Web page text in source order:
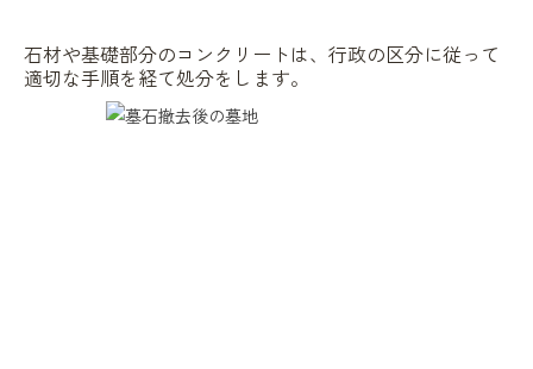
石材や基礎部分のコンクリートは、行政の区分に従って
適切な手順を経て処分をします。